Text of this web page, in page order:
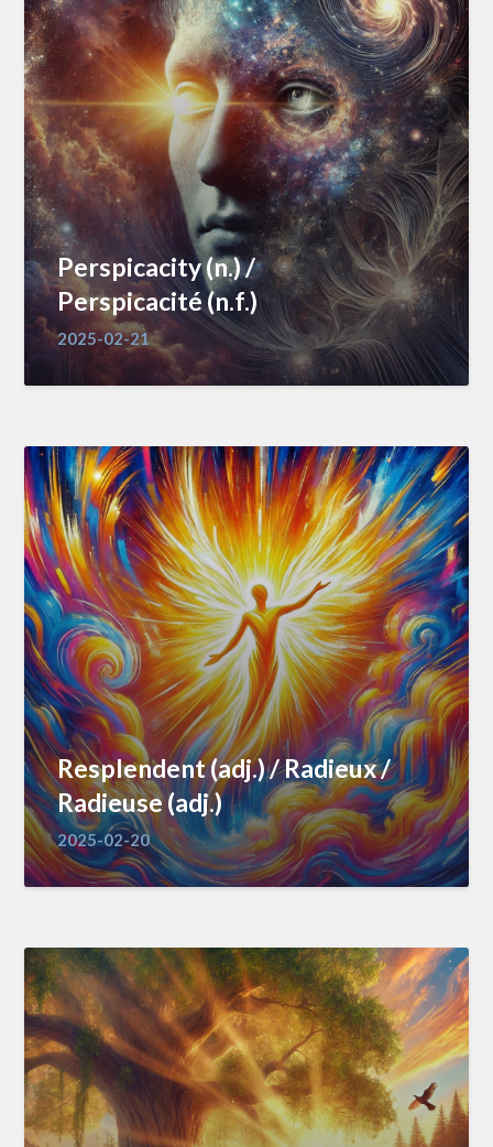
Perspicacity (n.) /
Perspicacité (n.f.)
2025-02-21
Resplendent (adj.) / Radieux /
Radieuse (adj.)
2025-02-20